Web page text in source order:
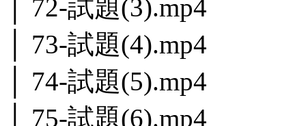
│ 72-試題(3).mp4
│ 73-試題(4).mp4
│ 74-試題(5).mp4
│ 75-試題(6).mp4